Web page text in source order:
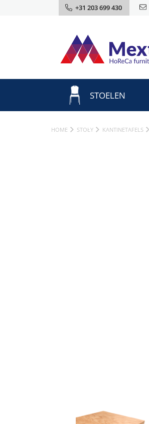
+31 203 699 430
STOELEN
HOME STOŁY KANTINETAFELS